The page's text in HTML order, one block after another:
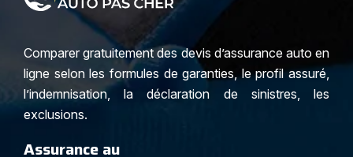
Comparer gratuitement des devis d’assurance auto en
ligne selon les formules de garanties, le profil assuré,
l’indemnisation, la déclaration de sinistres, les
exclusions.
Assurance au